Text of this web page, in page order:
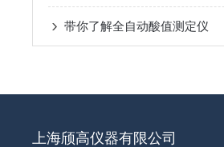
带你了解全自动酸值测定仪
上海颀高仪器有限公司